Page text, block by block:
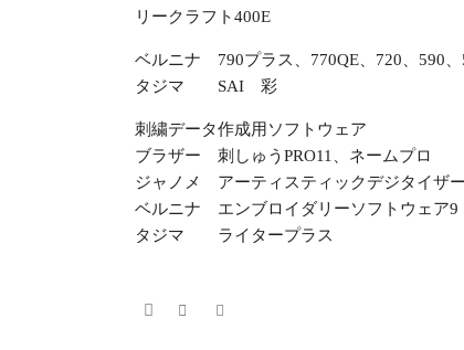
リークラフト400E
ベルニナ 790プラス、770QE、720、590、
タジマ SAI 彩
刺繍データ作成用ソフトウェア
ブラザー 刺しゅうPRO11、ネームプロ
ジャノメ アーティスティックデジタイザー
ベルニナ エンブロイダリーソフトウェア
タジマ ライタープラス